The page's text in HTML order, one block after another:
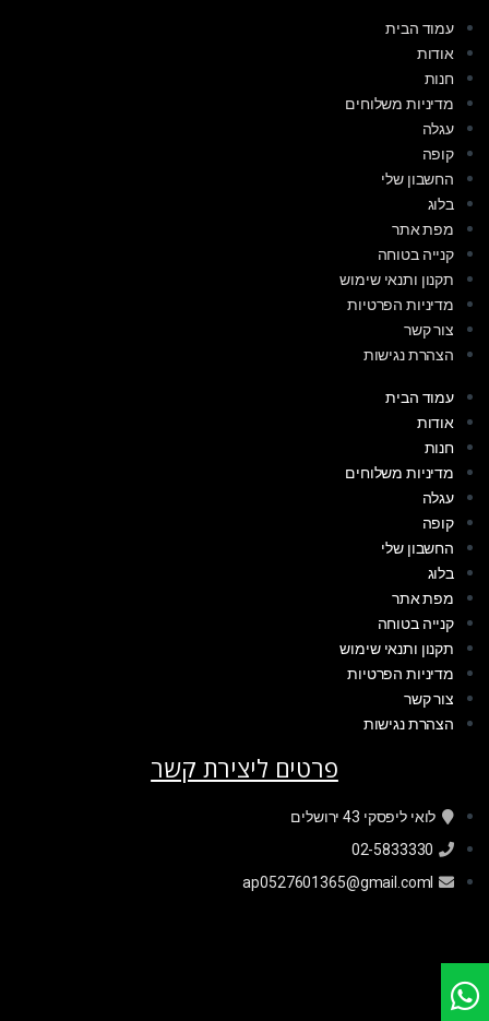
עמוד הבית
אודות
חנות
מדיניות משלוחים
עגלה
קופה
החשבון שלי
בלוג
מפת אתר
קנייה בטוחה
תקנון ותנאי שימוש
מדיניות הפרטיות
צור קשר
הצהרת נגישות
עמוד הבית
אודות
חנות
מדיניות משלוחים
עגלה
קופה
החשבון שלי
בלוג
מפת אתר
קנייה בטוחה
תקנון ותנאי שימוש
מדיניות הפרטיות
צור קשר
הצהרת נגישות
פרטים ליצירת קשר
לואי ליפסקי 43 ירושלים
02-5833330
ap0527601365@gmail.coml